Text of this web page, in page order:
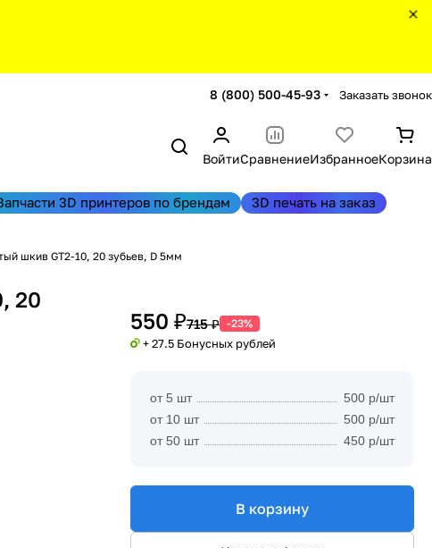
8 (800) 500-45-93 Заказать звонок
ВойтиСравнениеИзбранноеКорзина
3D принтеров по брендам 3D печать на заказ
шкив GT2-10, 20 зубьев, D 5мм
20
550 ₽715 ₽ -23%
+ 27.5 Бонусных рублей
от 5 шт
500 р/шт
от 10 шт
500 р/шт
от 50 шт
450 р/шт
В корзину